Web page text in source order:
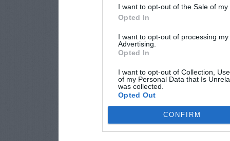
I want to opt-out of the Sale of
Opted In
I want to opt-out of processing
Advertising.
Opted In
I want to opt-out of Collection,
of my Personal Data that Is
was collected.
Opted Out
CONFIRM